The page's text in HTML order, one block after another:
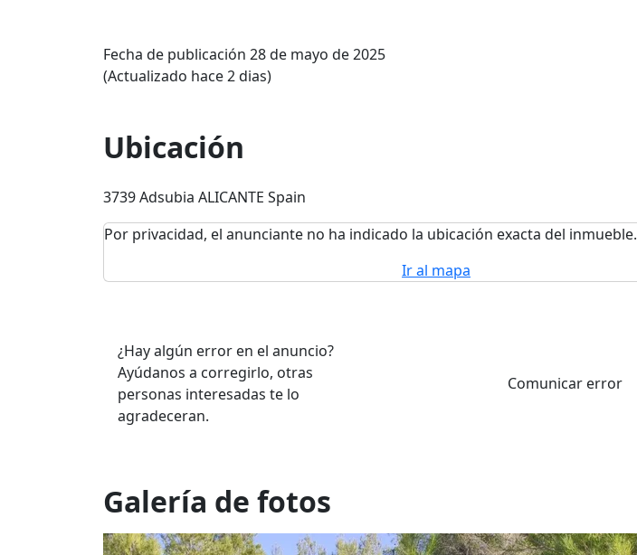
Fecha de publicación 28 de mayo de 2025
(Actualizado hace 2 dias)
Ubicación
3739 Adsubia ALICANTE Spain
Por privacidad, el anunciante no ha indicado la ubicación exacta del inmueble.
Ir al mapa
¿Hay algún error en el anuncio?
Ayúdanos a corregirlo, otras
personas interesadas te lo
agradeceran.
Comunicar error
Galería de fotos